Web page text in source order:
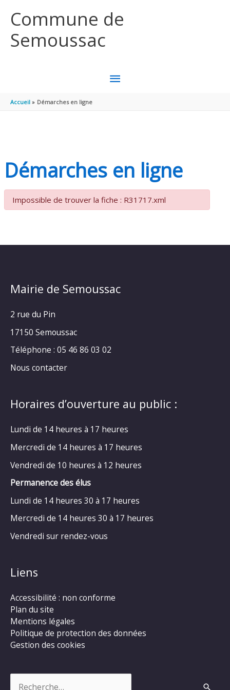
Commune de
Semoussac
MENU
Accueil Démarches en ligne
Démarches en ligne
Impossible de trouver la fiche : R31717.xml
Mairie de Semoussac
2 rue du Pin
17150 Semoussac
Téléphone : 05 46 86 03 02
Nous contacter
Horaires d’ouverture au public :
Lundi de 14 heures à 17 heures
Mercredi de 14 heures à 17 heures
Vendredi de 10 heures à 12 heures
Permanence des élus
Lundi de 14 heures 30 à 17 heures
Mercredi de 14 heures 30 à 17 heures
Vendredi sur rendez-vous
Liens
Accessibilité : non conforme
Plan du site
Mentions légales
Politique de protection des données
Gestion des cookies